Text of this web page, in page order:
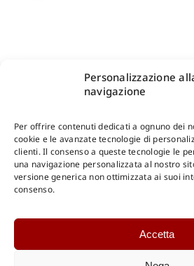
Personalizzazione
navigazione
Per offrire contenuti dedicati a ognuno dei
cookie e le avanzate tecnologie di
clienti. Il consenso a queste tecnologie le
una navigazione personalizzata al nostro
versione generica non ottimizzata ai suoi
consenso.
Accetta
Shop Gangemi Editore-Pagamenti